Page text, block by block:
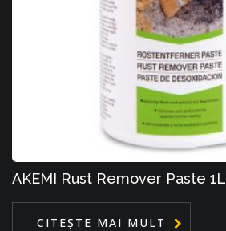
AKEMI Rust Remover Paste 1L
CITEȘTE MAI MULT